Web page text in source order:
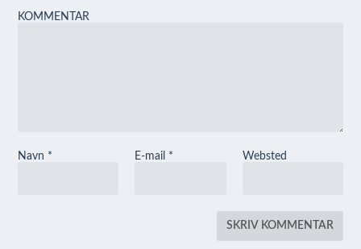
KOMMENTAR
Navn * E-mail * Websted